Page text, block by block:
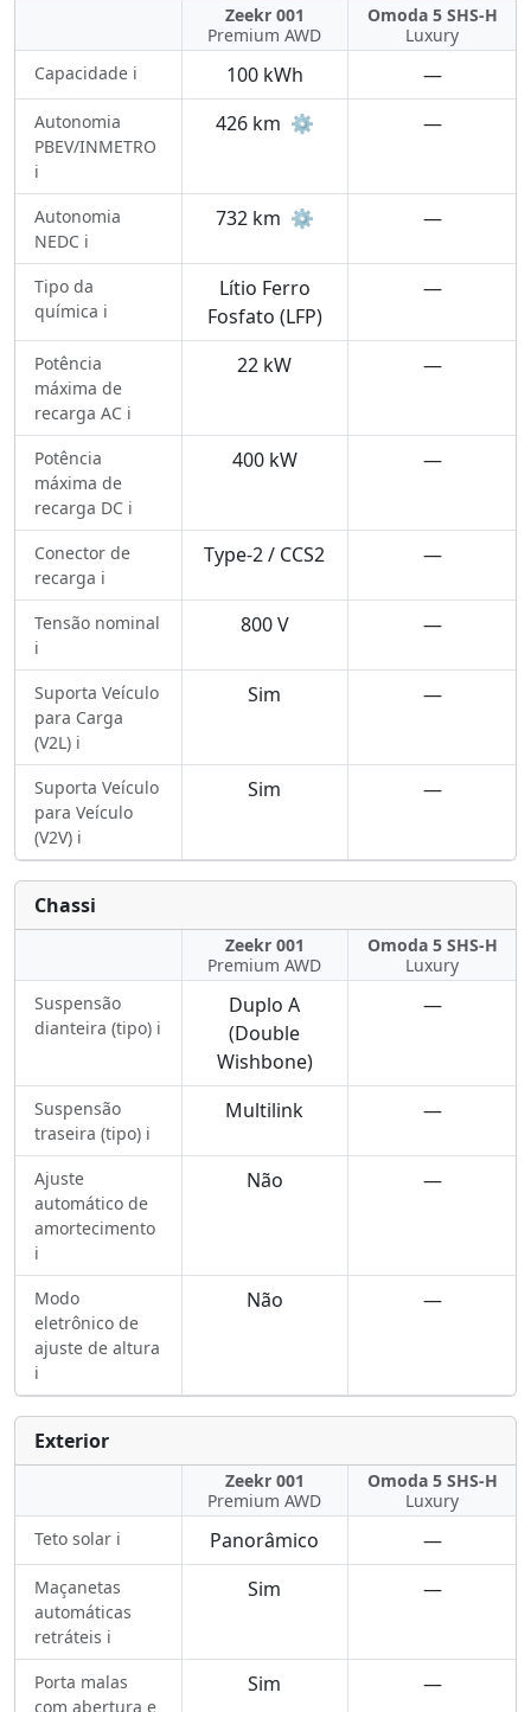
Zeekr 001
Premium AWD
Omoda 5 SHS-H
Luxury
Capacidade ℹ️
100 kWh —
Autonomia
PBEV/INMETRO
ℹ️
426 km ⚙️ —
Autonomia
NEDC ℹ️
732 km ⚙️ —
Tipo da
química ℹ️
Lítio Ferro
Fosfato (LFP)
—
Potência
máxima de
recarga AC ℹ️
22 kW —
Potência
máxima de
recarga DC ℹ️
400 kW —
Conector de
recarga ℹ️
Type-2 / CCS2 —
Tensão nominal
ℹ️
800 V —
Suporta Veículo
para Carga
(V2L) ℹ️
Sim —
Suporta Veículo
para Veículo
(V2V) ℹ️
Sim —
Chassi
Zeekr 001
Premium AWD
Omoda 5 SHS-H
Luxury
Suspensão
dianteira (tipo) ℹ️
Duplo A
(Double
Wishbone)
—
Suspensão
traseira (tipo) ℹ️
Multilink —
Ajuste
automático de
amortecimento
ℹ️
Não —
Modo
eletrônico de
ajuste de altura
ℹ️
Não —
Exterior
Zeekr 001
Premium AWD
Omoda 5 SHS-H
Luxury
Teto solar ℹ️
Panorâmico —
Maçanetas
automáticas
retráteis ℹ️
Sim —
Porta malas
com abertura e
Sim —